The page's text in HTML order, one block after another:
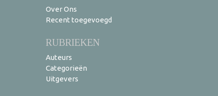
Over Ons
Recent toegevoegd
RUBRIEKEN
Auteurs
Categorieën
Uitgevers